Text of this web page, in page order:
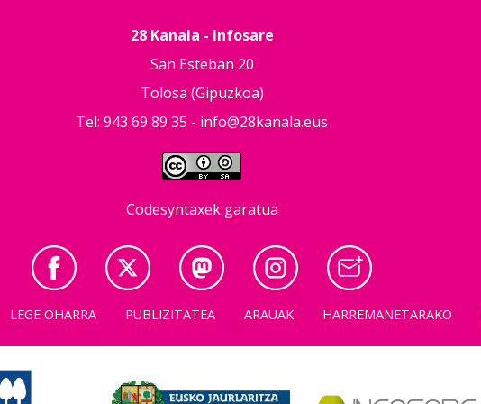
28 Kanala - Infosare
San Esteban 20
Tolosa (Gipuzkoa)
Tel: 943 69 89 35 - info@28kanala.eus
Codesyntaxek garatua
LEGE OHARRA PUBLIZITATEA ARAUAK HARREMANETARAKO